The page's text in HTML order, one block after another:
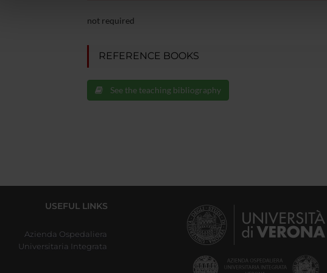
not required
REFERENCE BOOKS
See the teaching bibliography
USEFUL LINKS
Azienda Ospedaliera
Universitaria Integrata